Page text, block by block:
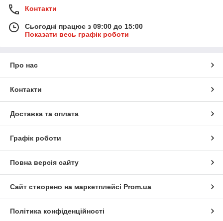
Контакти
Сьогодні працює з 09:00 до 15:00
Показати весь графік роботи
Про нас
Контакти
Доставка та оплата
Графік роботи
Повна версія сайту
Сайт створено на маркетплейсі Prom.ua
Політика конфіденційності